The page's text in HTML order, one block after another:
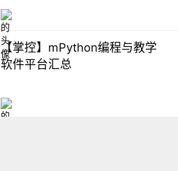
【掌控】mPython编程与教学
软件平台汇总